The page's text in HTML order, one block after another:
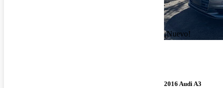
¡Nuevo!
2016 Audi A3